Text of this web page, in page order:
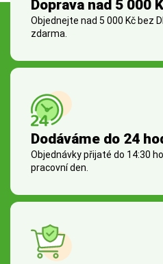
Doprava nad 5 000
Objednejte nad 5 000 Kč bez
zdarma.
Dodáváme do 24
Objednávky přijaté do 14:30
pracovní den.